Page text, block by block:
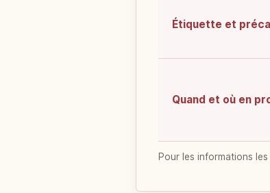
Étiquette et
Quand et où en
Pour les informations